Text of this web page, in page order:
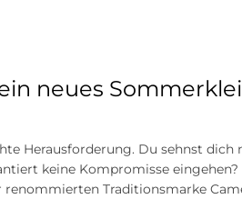
neues
Herausforderung. Du sehnst dich
keine Kompromisse eingehen?
renommierten Traditionsmarke